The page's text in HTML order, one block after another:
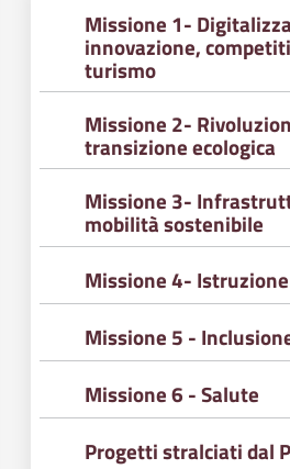
Missione 1-
innovazione,
turismo
Missione 2-
transizione ecologica
Missione 3-
mobilità sostenibile
Missione 4-
Missione 5 -
Missione 6 - Salute
Progetti stralciati dal